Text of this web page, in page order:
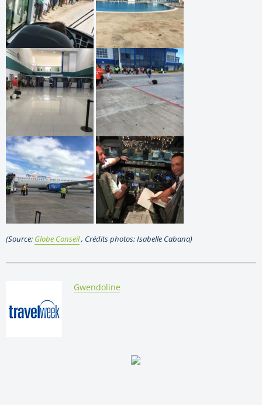
(Source: Globe Conseil, Crédits photos: Isabelle Cabana)
By:
Gwendoline